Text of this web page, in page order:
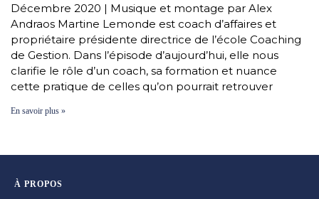
Décembre 2020 | Musique et montage par Alex
Andraos Martine Lemonde est coach d’affaires et
propriétaire présidente directrice de l’école Coaching
de Gestion. Dans l’épisode d’aujourd’hui, elle nous
clarifie le rôle d’un coach, sa formation et nuance
cette pratique de celles qu’on pourrait retrouver
En savoir plus »
À PROPOS